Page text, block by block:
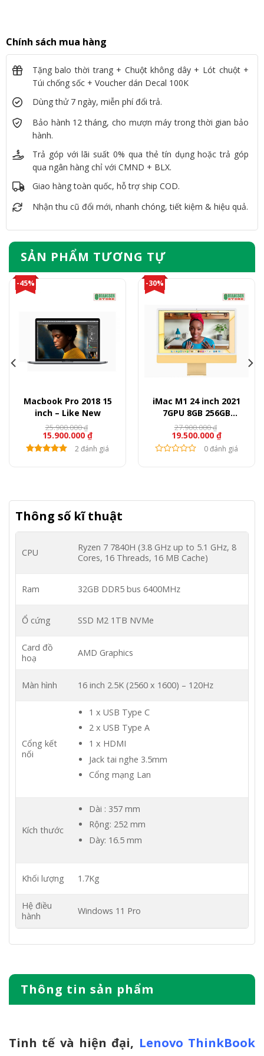
Chính sách mua hàng
Tặng balo thời trang + Chuột không dây + Lót chuột +
Túi chống sốc + Voucher dán Decal 100K
Dùng thử 7 ngày, miễn phí đổi trả.
Bảo hành 12 tháng, cho mượn máy trong thời gian bảo
hành.
Trả góp với lãi suất 0% qua thẻ tín dụng hoặc trả góp
qua ngân hàng chỉ với CMND + BLX.
Giao hàng toàn quốc, hỗ trợ ship COD.
Nhận thu cũ đổi mới, nhanh chóng, tiết kiệm & hiệu quả.
SẢN PHẨM TƯƠNG TỰ
-45%
Macbook Pro 2018 15
inch – Like New
15.900.000 ₫
25.900.000₫
2 đánh giá
-30%
iMac M1 24 inch 2021
7GPU 8GB 256GB
(Likenew)
19.500.000 ₫
27.900.000₫
0 đánh giá
Thông tin sản phẩm
Tinh tế và hiện đại, Lenovo ThinkBook
Thông số kĩ thuật
CPU
Ryzen 7 7840H (3.8 GHz up to 5.1 GHz, 8
Cores, 16 Threads, 16 MB Cache)
Ram 32GB DDR5 bus 6400MHz
Ổ cứng SSD M2 1TB NVMe
Card đồ
hoạ
AMD Graphics
Màn hình 16 inch 2.5K (2560 x 1600) – 120Hz
Cổng kết
nối
1 x USB Type C
2 x USB Type A
1 x HDMI
Jack tai nghe 3.5mm
Cổng mạng Lan
Kích thước
Dài : 357 mm
Rộng: 252 mm
Dày: 16.5 mm
Khối lượng 1.7Kg
Hệ điều
hành
Windows 11 Pro